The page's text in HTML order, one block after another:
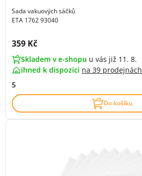
Sada vakuových sáčků
ETA 1762 93040
Cena s DPH:
359 Kč
Skladem v e-shopu u vás již 11. 8.
ihned k dispozici na 39 prodejnách
5
Do košíku